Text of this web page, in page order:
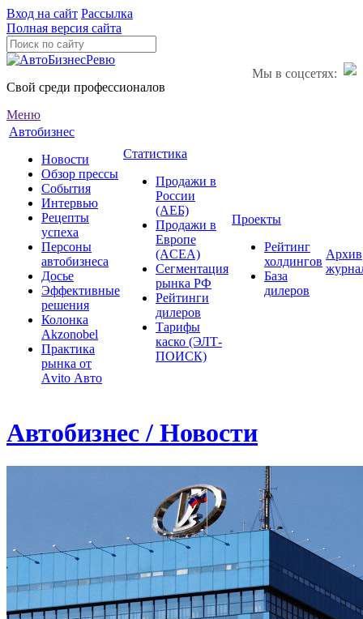
Вход на сайт Рассылка
Полная версия сайта
Мы в соцсетях:
Свой среди профессионалов
Меню
Автобизнес
Новости
Обзор прессы
События
Интервью
Рецепты
успеха
Персоны
автобизнеса
Досье
Эффективные
решения
Колонка
Akzonobel
Практика
рынка от
Аvito Авто
Статистика
Продажи в
России
(АЕБ)
Продажи в
Европе
(ACEA)
Сегментация
рынка РФ
Рейтинги
дилеров
Тарифы
каско (ЭЛТ-
ПОИСК)
Проекты
Рейтинг
холдингов
База
дилеров
Архив
Автобизнес / Новости